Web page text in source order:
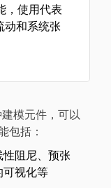
，使用代表
动和系统张
模元件，可以
包括：
阻尼、预张
可视化等